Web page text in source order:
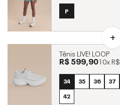
P
Tênis LIVE! LOOP
R$ 599,9010x
34 35 36 37
42